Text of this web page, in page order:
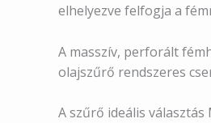
elhelyezve felfogja a
A masszív, perforált
olajszűrő rendszeres
A szűrő ideális